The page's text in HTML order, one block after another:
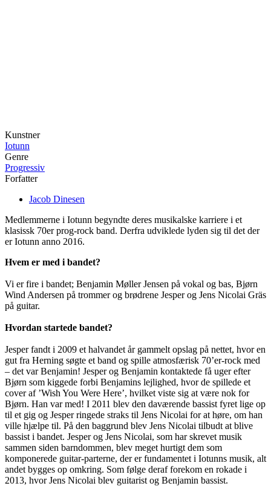
Kunstner
Iotunn
Genre
Progressiv
Forfatter
Jacob Dinesen
Medlemmerne i Iotunn begyndte deres musikalske karriere i et
klasissk 70er prog-rock band. Derfra udviklede lyden sig til det der
er Iotunn anno 2016.
Hvem er med i bandet?
Vi er fire i bandet; Benjamin Møller Jensen på vokal og bas, Bjørn
Wind Andersen på trommer og brødrene Jesper og Jens Nicolai Gräs
på guitar.
Hvordan startede bandet?
Jesper fandt i 2009 et halvandet år gammelt opslag på nettet, hvor en
gut fra Herning søgte et band og spille atmosfærisk 70’er-rock med
– det var Benjamin! Jesper og Benjamin kontaktede få uger efter
Bjørn som kiggede forbi Benjamins lejlighed, hvor de spillede et
cover af ’Wish You Were Here’, hvilket viste sig at være nok for
Bjørn. Han var med! I 2011 blev den daværende bassist fyret lige op
til et gig og Jesper ringede straks til Jens Nicolai for at høre, om han
ville hjælpe til. På den baggrund blev Jens Nicolai tilbudt at blive
bassist i bandet. Jesper og Jens Nicolai, som har skrevet musik
sammen siden barndommen, blev meget hurtigt dem som
komponerede guitar-parterne, der er fundamentet i Iotunns musik, alt
andet bygges op omkring. Som følge deraf forekom en rokade i
2013, hvor Jens Nicolai blev guitarist og Benjamin bassist.